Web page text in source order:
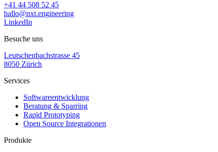
+41 44 508 52 45
hallo@nxt.engineering
LinkedIn
Besuche uns
Leutschenbachstrasse 45
8050 Zürich
Services
Softwareentwicklung
Beratung & Sparring
Rapid Prototyping
Open Source Integrationen
Produkte